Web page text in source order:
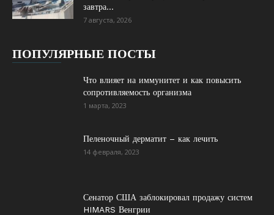
завтра...
7 августа, 2026
ПОПУЛЯРНЫЕ ПОСТЫ
Что влияет на иммунитет и как повысить
сопротивляемость организма
1 марта, 2023
Пеленочный дерматит – как лечить
14 февраля, 2023
Сенатор США заблокировал продажу систем
HIMARS Венгрии